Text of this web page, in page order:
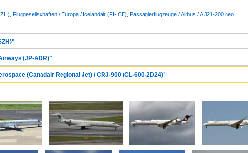
Fluggesellschaften / Europa / Icelandair (FI-ICE) Passagierflugzeuge / Airbus / A 321-200 neo
(JP-ADR)"
(Canadair Regional Jet) / CRJ-900 (CL-600-2D24)"